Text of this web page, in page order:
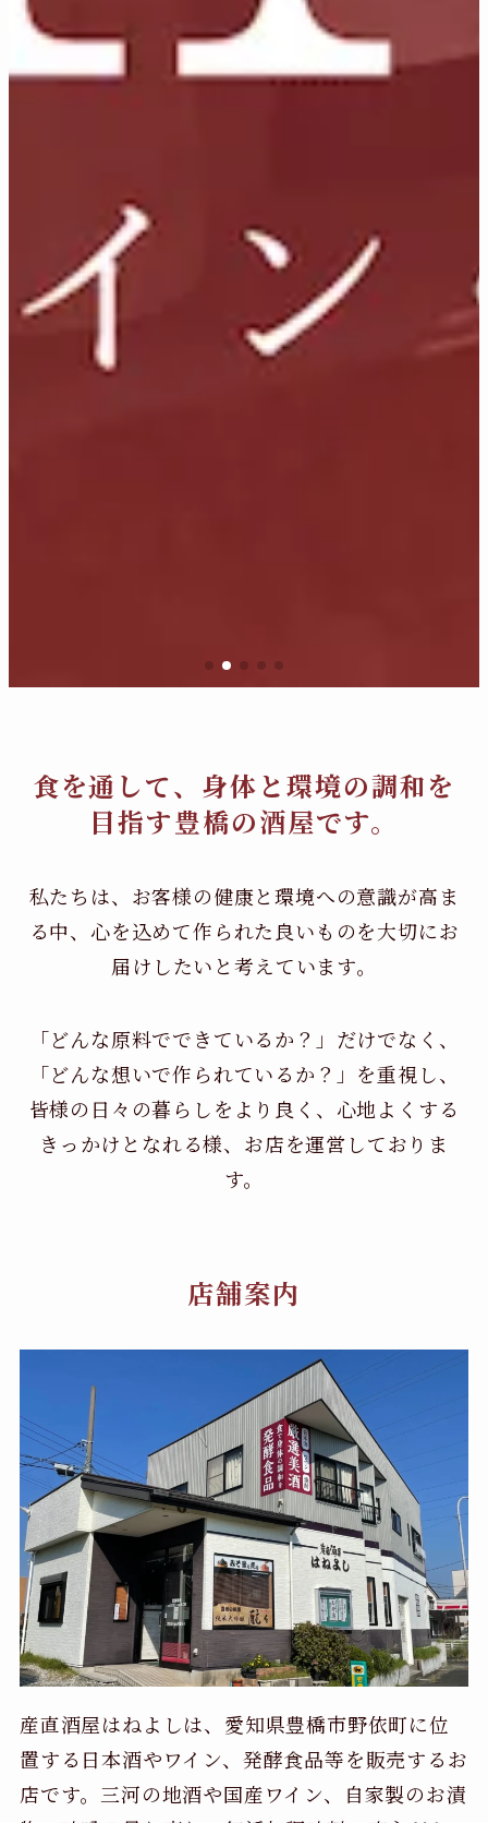
食を通して、身体と環境の調和を
目指す豊橋の酒屋です。
私たちは、お客様の健康と環境への意識が高ま
る中、 心を込めて作られた良いものを大切にお
届けしたいと考えています。
「どんな原料でできているか？」だけでなく、
「どんな想いで作られているか？」を重視し、
皆様の日々の暮らしをより良く、心地よくする
きっかけとなれる様、お店を運営しておりま
す。
店舗案内
産直酒屋はねよしは、愛知県豊橋市野依町に位
置する日本酒やワイン、発酵食品等を販売するお
店です。三河の地酒や国産ワイン、自家製のお漬